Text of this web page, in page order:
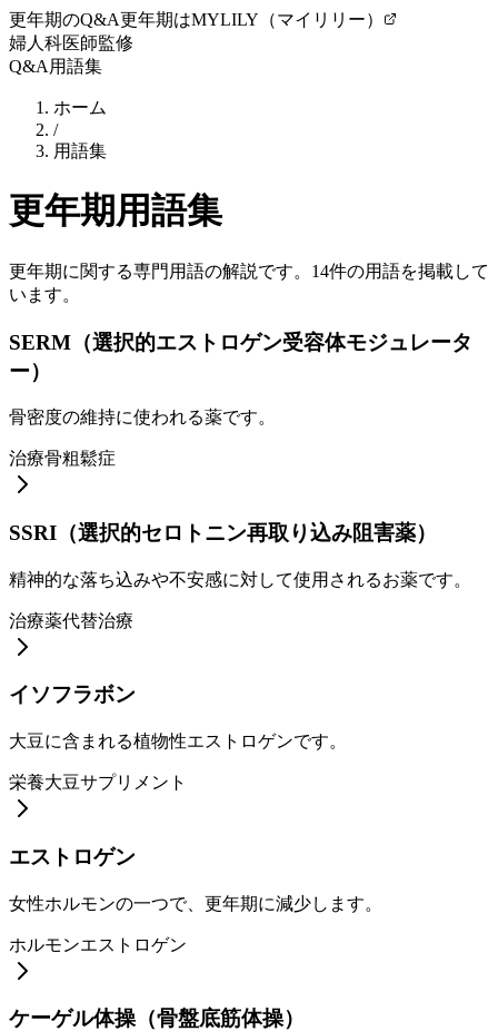
更年期のQ&A更年期はMYLILY（マイリリー）
婦人科医師監修
Q&A 用語集
ホーム
/
用語集
更年期用語集
更年期に関する専門用語の解説です。 14件の用語を掲載して
います。
SERM（選択的エストロゲン受容体モジュレータ
ー）
骨密度の維持に使われる薬です。
治療骨粗鬆症
SSRI（選択的セロトニン再取り込み阻害薬）
精神的な落ち込みや不安感に対して使用されるお薬です。
治療薬代替治療
イソフラボン
大豆に含まれる植物性エストロゲンです。
栄養大豆サプリメント
エストロゲン
女性ホルモンの一つで、更年期に減少します。
ホルモンエストロゲン
ケーゲル体操（骨盤底筋体操）